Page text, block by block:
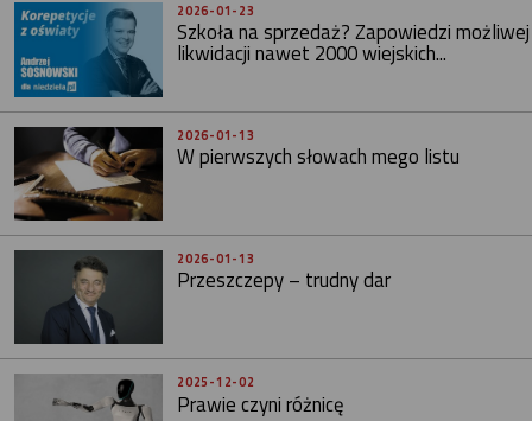
2026-01-23
Szkoła na sprzedaż? Zapowiedzi możliwej
likwidacji nawet 2000 wiejskich...
2026-01-13
W pierwszych słowach mego listu
2026-01-13
Przeszczepy – trudny dar
2025-12-02
Prawie czyni różnicę